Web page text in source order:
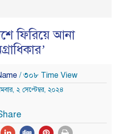
ফিরিয়ে আনা
/ ৩০৮ Time View
২ সেপ্টেম্বর, ২০২৪